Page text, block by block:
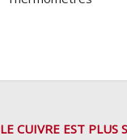
LE CUIVRE EST PLUS